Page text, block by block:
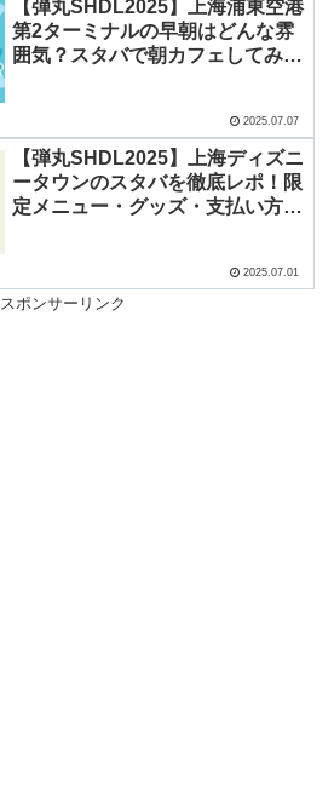
【弾丸SHDL2025】上海浦東空港
第2ターミナルの早朝はどんな雰
囲気？スタバで朝カフェしてみ
2025.07.07
【弾丸SHDL2025】上海ディズニ
ータウンのスタバを徹底レポ！限
定メニュー・グッズ・支払い方法
2025.07.01
スポンサーリンク